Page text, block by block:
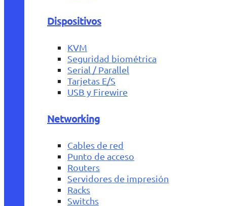
Dispositivos
KVM
Seguridad biométrica
Serial / Parallel
Tarjetas E/S
USB y Firewire
Networking
Cables de red
Punto de acceso
Routers
Servidores de impresión
Racks
Switchs